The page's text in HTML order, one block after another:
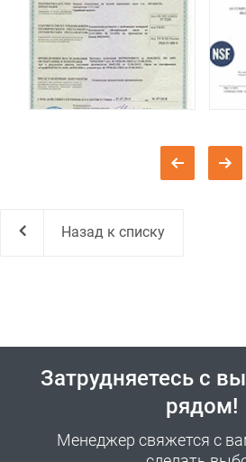
Назад к списку
Затрудняетесь с
рядом!
Менеджер свяжется с